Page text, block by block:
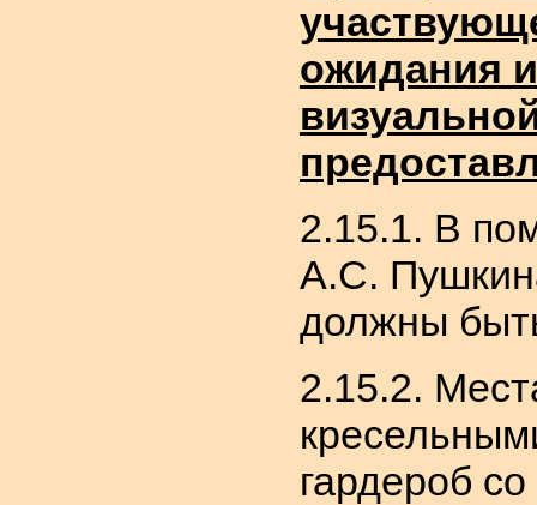
ожидания
2.15.1. В
А.С.
должны
2.15.2.
гардероб